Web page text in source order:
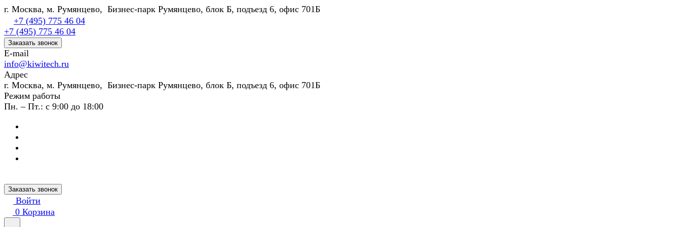
г. Москва, м. Румянцево, Бизнес-парк Румянцево, блок Б, подъезд 6, офис 701Б
+7 (495) 775 46 04
+7 (495) 775 46 04
Заказать звонок
E-mail
info@kiwitech.ru
Адрес
г. Москва, м. Румянцево, Бизнес-парк Румянцево, блок Б, подъезд 6, офис 701Б
Режим работы
Пн. – Пт.: с 9:00 до 18:00
Заказать звонок
Войти
0 Корзина